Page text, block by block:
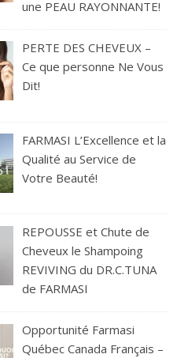
une PEAU RAYONNANTE!
PERTE DES CHEVEUX –
Ce que personne Ne Vous
Dit!
FARMASI L’Excellence et la
Qualité au Service de
Votre Beauté!
REPOUSSE et Chute de
Cheveux le Shampoing
REVIVING du DR.C.TUNA
de FARMASI
Opportunité Farmasi
Québec Canada Français –